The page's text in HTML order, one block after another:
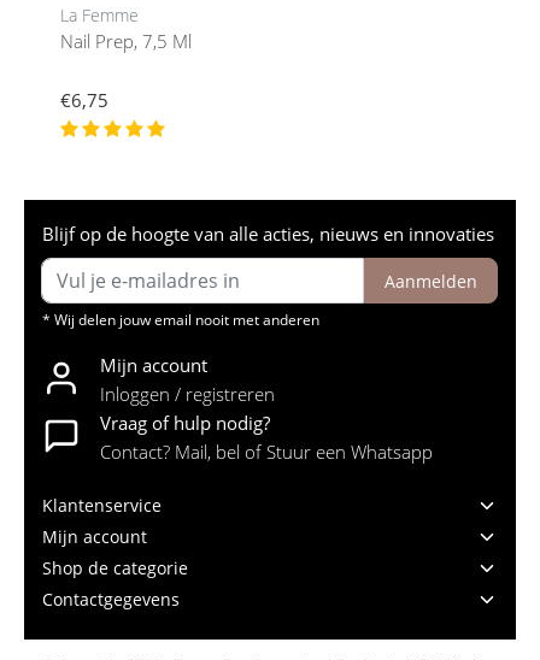
La Femme
Nail Prep, 7,5 Ml
€6,75
Blijf op de hoogte van alle acties, nieuws en innovaties
Aanmelden
* Wij delen jouw email nooit met anderen
Mijn account
Inloggen / registreren
Vraag of hulp nodig?
Contact? Mail, bel of Stuur een Whatsapp
Klantenservice
Mijn account
Shop de categorie
Contactgegevens